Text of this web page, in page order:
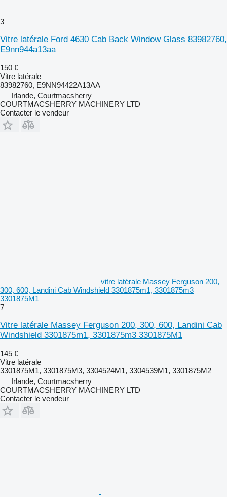
3
Vitre latérale Ford 4630 Cab Back Window Glass 83982760,
E9nn944a13aa
150 €
Vitre latérale
83982760, E9NN94422A13AA
Irlande, Courtmacsherry
COURTMACSHERRY MACHINERY LTD
Contacter le vendeur
vitre latérale Massey Ferguson 200,
300, 600, Landini Cab Windshield 3301875m1, 3301875m3
3301875M1
7
Vitre latérale Massey Ferguson 200, 300, 600, Landini Cab
Windshield 3301875m1, 3301875m3 3301875M1
145 €
Vitre latérale
3301875M1, 3301875M3, 3304524M1, 3304539M1, 3301875M2
Irlande, Courtmacsherry
COURTMACSHERRY MACHINERY LTD
Contacter le vendeur